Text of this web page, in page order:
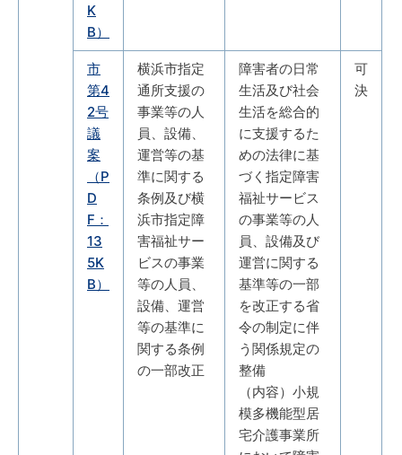
K
B）
市
第4
2号
議
案
（P
D
F：
13
5K
B）
横浜市指定
通所支援の
事業等の人
員、設備、
運営等の基
準に関する
条例及び横
浜市指定障
害福祉サー
ビスの事業
等の人員、
設備、運営
等の基準に
関する条例
の一部改正
障害者の日常
生活及び社会
生活を総合的
に支援するた
めの法律に基
づく指定障害
福祉サービス
の事業等の人
員、設備及び
運営に関する
基準等の一部
を改正する省
令の制定に伴
う関係規定の
整備
（内容）小規
模多機能型居
宅介護事業所
可
決